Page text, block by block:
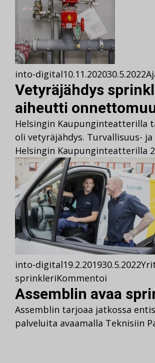
into-digital10.11.202030.5.2022
Vetyräjähdys
aiheutti
Helsingin Kaupunginteatterilla
oli vetyräjähdys. Turvallisuus-
Helsingin Kaupunginteatterilla
into-digital19.2.201930.5.2022
sprinkleriKommentoi
Assemblin avaa
Assemblin tarjoaa jatkossa
palveluita avaamalla Teknisiin